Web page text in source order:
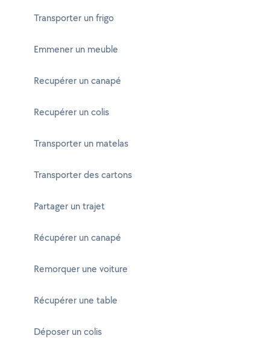
Transporter un frigo
Emmener un meuble
Recupérer un canapé
Recupérer un colis
Transporter un matelas
Transporter des cartons
Partager un trajet
Récupérer un canapé
Remorquer une voiture
Récupérer une table
Déposer un colis